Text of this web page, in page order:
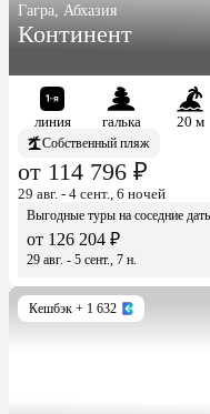
Гагра, Абхазия
Континент
линия галька 20 м
Собственный пляж
от 114 796 ₽
29 авг. - 4 сент., 6 ночей
Выгодные туры на соседние
от 126 204 ₽
29 авг. - 5 сент., 7 н.
Кешбэк + 1 632